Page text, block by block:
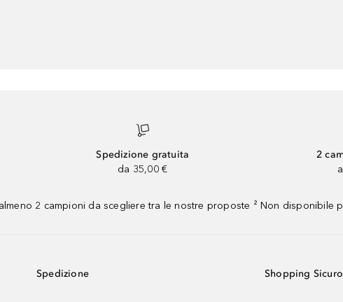
Spedizione gratuita
da 35,00 €
2
2 campioni da scegliere tra le nostre proposte ² Non disponibile
Spedizione Shopping Sicuro